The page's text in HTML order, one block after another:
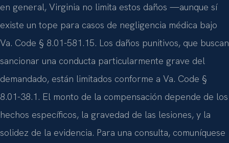
en general, Virginia no limita estos daños —aunque sí
existe un tope para casos de negligencia médica bajo
Va. Code § 8.01-581.15. Los daños punitivos, que buscan
sancionar una conducta particularmente grave del
demandado, están limitados conforme a Va. Code §
8.01-38.1. El monto de la compensación depende de los
hechos específicos, la gravedad de las lesiones, y la
solidez de la evidencia. Para una consulta, comuníquese